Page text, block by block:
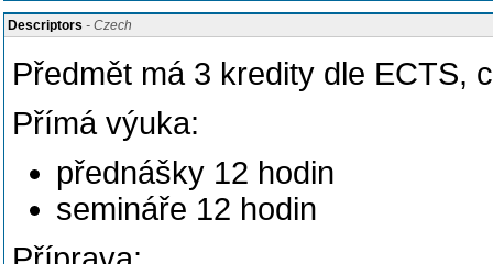
Descriptors - Czech
Předmět má 3 kredity dle ECTS,
Přímá výuka:
přednášky 12 hodin
semináře 12 hodin